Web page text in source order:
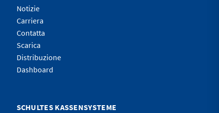
Notizie
Carriera
Contatta
Scarica
Distribuzione
Dashboard
SCHULTES KASSENSYSTEME